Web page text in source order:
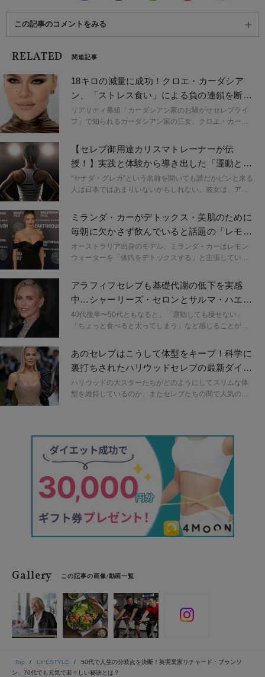
この記事のコメントをみる
RELATED 関連記事
18キロの減量に成功！クロエ・カーダシア
ン、「ストレス食い」による負の連鎖を断ち
切った方法とは？
リアリティ番組「カーダシアン家のお騒がせセレブライ
フ」で知られるカーダシアン家の三女、クロエ・カーダ
しくなり、悲しくなってはまた甘いものに手を出す…そ
んな負の連鎖を断ち切った彼女のストーリー。
【セレブ御用達カリスマトレーナーが伝
授！】実践と体験から導き出した「運動と食
事内容」の鉄則とは？
“セナダ・グレカ”という名前を聞いても誰だかピンと来る
人は日本ではあまりいないかもしれない。彼女は、アメ
える、世界で最も有名なセレブ御用達パーソナルトレー
ナーのひとりである。
ミランダ・カーがデトックス・美肌のために
毎朝に欠かさず飲んでいると話題の「レモン
ウォーター」とは
オーストラリア出身のモデル、ミランダ・カーはレモン
ウォーターを「体内をデトックスする」と主張してい
たちによってSNSで拡散され、人気が高まっているレモ
ンウォーターだが、実際のところその効果は？
アラフィフセレブも基礎代謝の低下を実感
中…シャーリーズ・セロンとサルマ・ハエッ
クが実践した対策は
40代後半〜50代ともなると、「運動しても痩せない」
「ちょっと食べると太ってしまう」など感じることがあ
礎代謝の低下に危機を感じて続けていることをご紹介。
あのセレブはこうして体型をキープ！科学に
裏打ちされたハリウッドセレブの最新ダイエ
ット・トレンド
ハリウッドの大スターたちがどのようにしてスリムな体
型を維持しているのか、またセレブたちの間で人気のダ
Gallery この記事の画像/動画一覧
Top LIFESTYLE
50代で人生の分岐点を決断！英実業家リチャード・ブランソ
ン、70代でも元気で若々しい秘訣とは？